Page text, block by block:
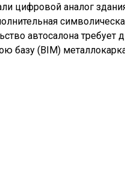
аналог
автосалона
базу (BIM)